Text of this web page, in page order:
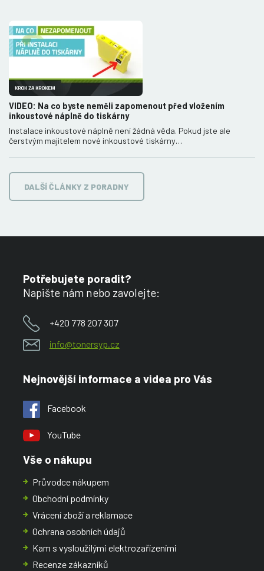
VIDEO: Na co byste neměli zapomenout před vložením
inkoustové náplně do tiskárny
Instalace inkoustové náplně není žádná věda. Pokud jste ale
čerstvým majitelem nové inkoustové tiskárny…
DALŠÍ ČLÁNKY Z PORADNY
Potřebujete poradit?
Napište nám nebo zavolejte:
+420 778 207 307
info@tonersyp.cz
Nejnovější informace a videa pro Vás
Facebook
YouTube
Vše o nákupu
Průvodce nákupem
Obchodní podmínky
Vrácení zboží a reklamace
Ochrana osobních údajů
Kam s vysloužilými elektrozařízeními
Recenze zákazníků